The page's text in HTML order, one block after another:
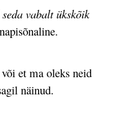
vabalt ükskõik
et ma oleks neid
näinud.